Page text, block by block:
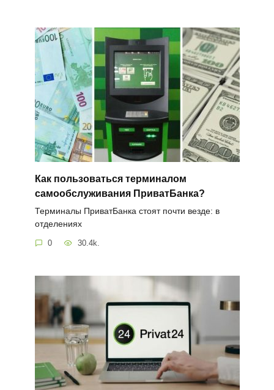
Как пользоваться терминалом
самообслуживания ПриватБанка?
Терминалы ПриватБанка стоят почти везде: в
отделениях
0 30.4k.